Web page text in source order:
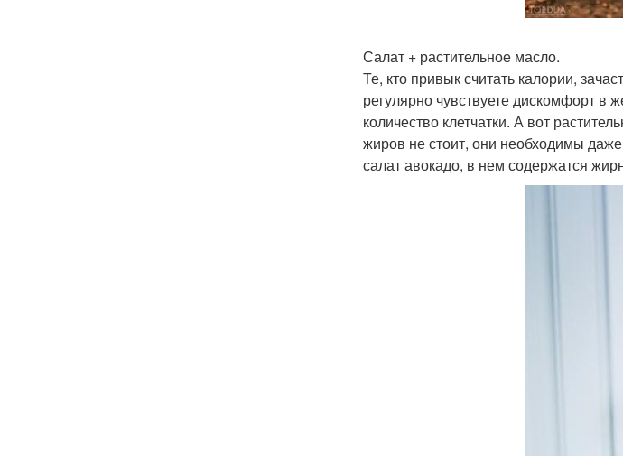
Салат + растительное масло.
Те, кто привык считать калории,
регулярно чувствуете дискомфорт в
количество клетчатки. А вот
жиров не стоит, они необходимы
салат авокадо, в нем содержатся